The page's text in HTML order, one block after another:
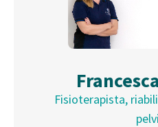
Fisioterapista,